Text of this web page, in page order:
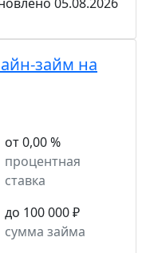
займ на
от 0,00 %
процентная
ставка
до 100 000 ₽
сумма займа